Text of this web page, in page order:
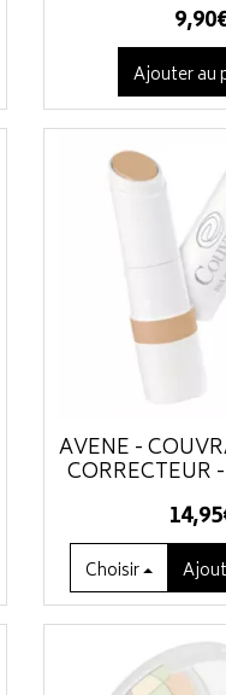
9,90
Ajouter au
AVÈNE -
CORRECTEUR
14,95
Choisir